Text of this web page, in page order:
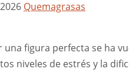
Quemagrasas
figura perfecta se ha
niveles de estrés y la